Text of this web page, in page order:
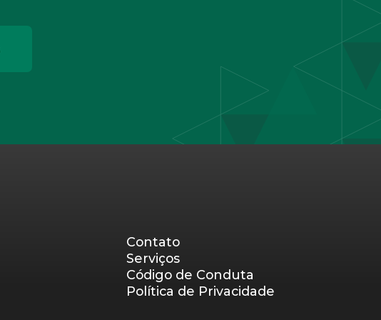
Contato
Serviços
Código de Conduta
Política de Privacidade